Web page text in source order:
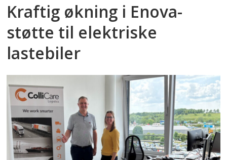
Kraftig økning i Enova-
støtte til elektriske
lastebiler